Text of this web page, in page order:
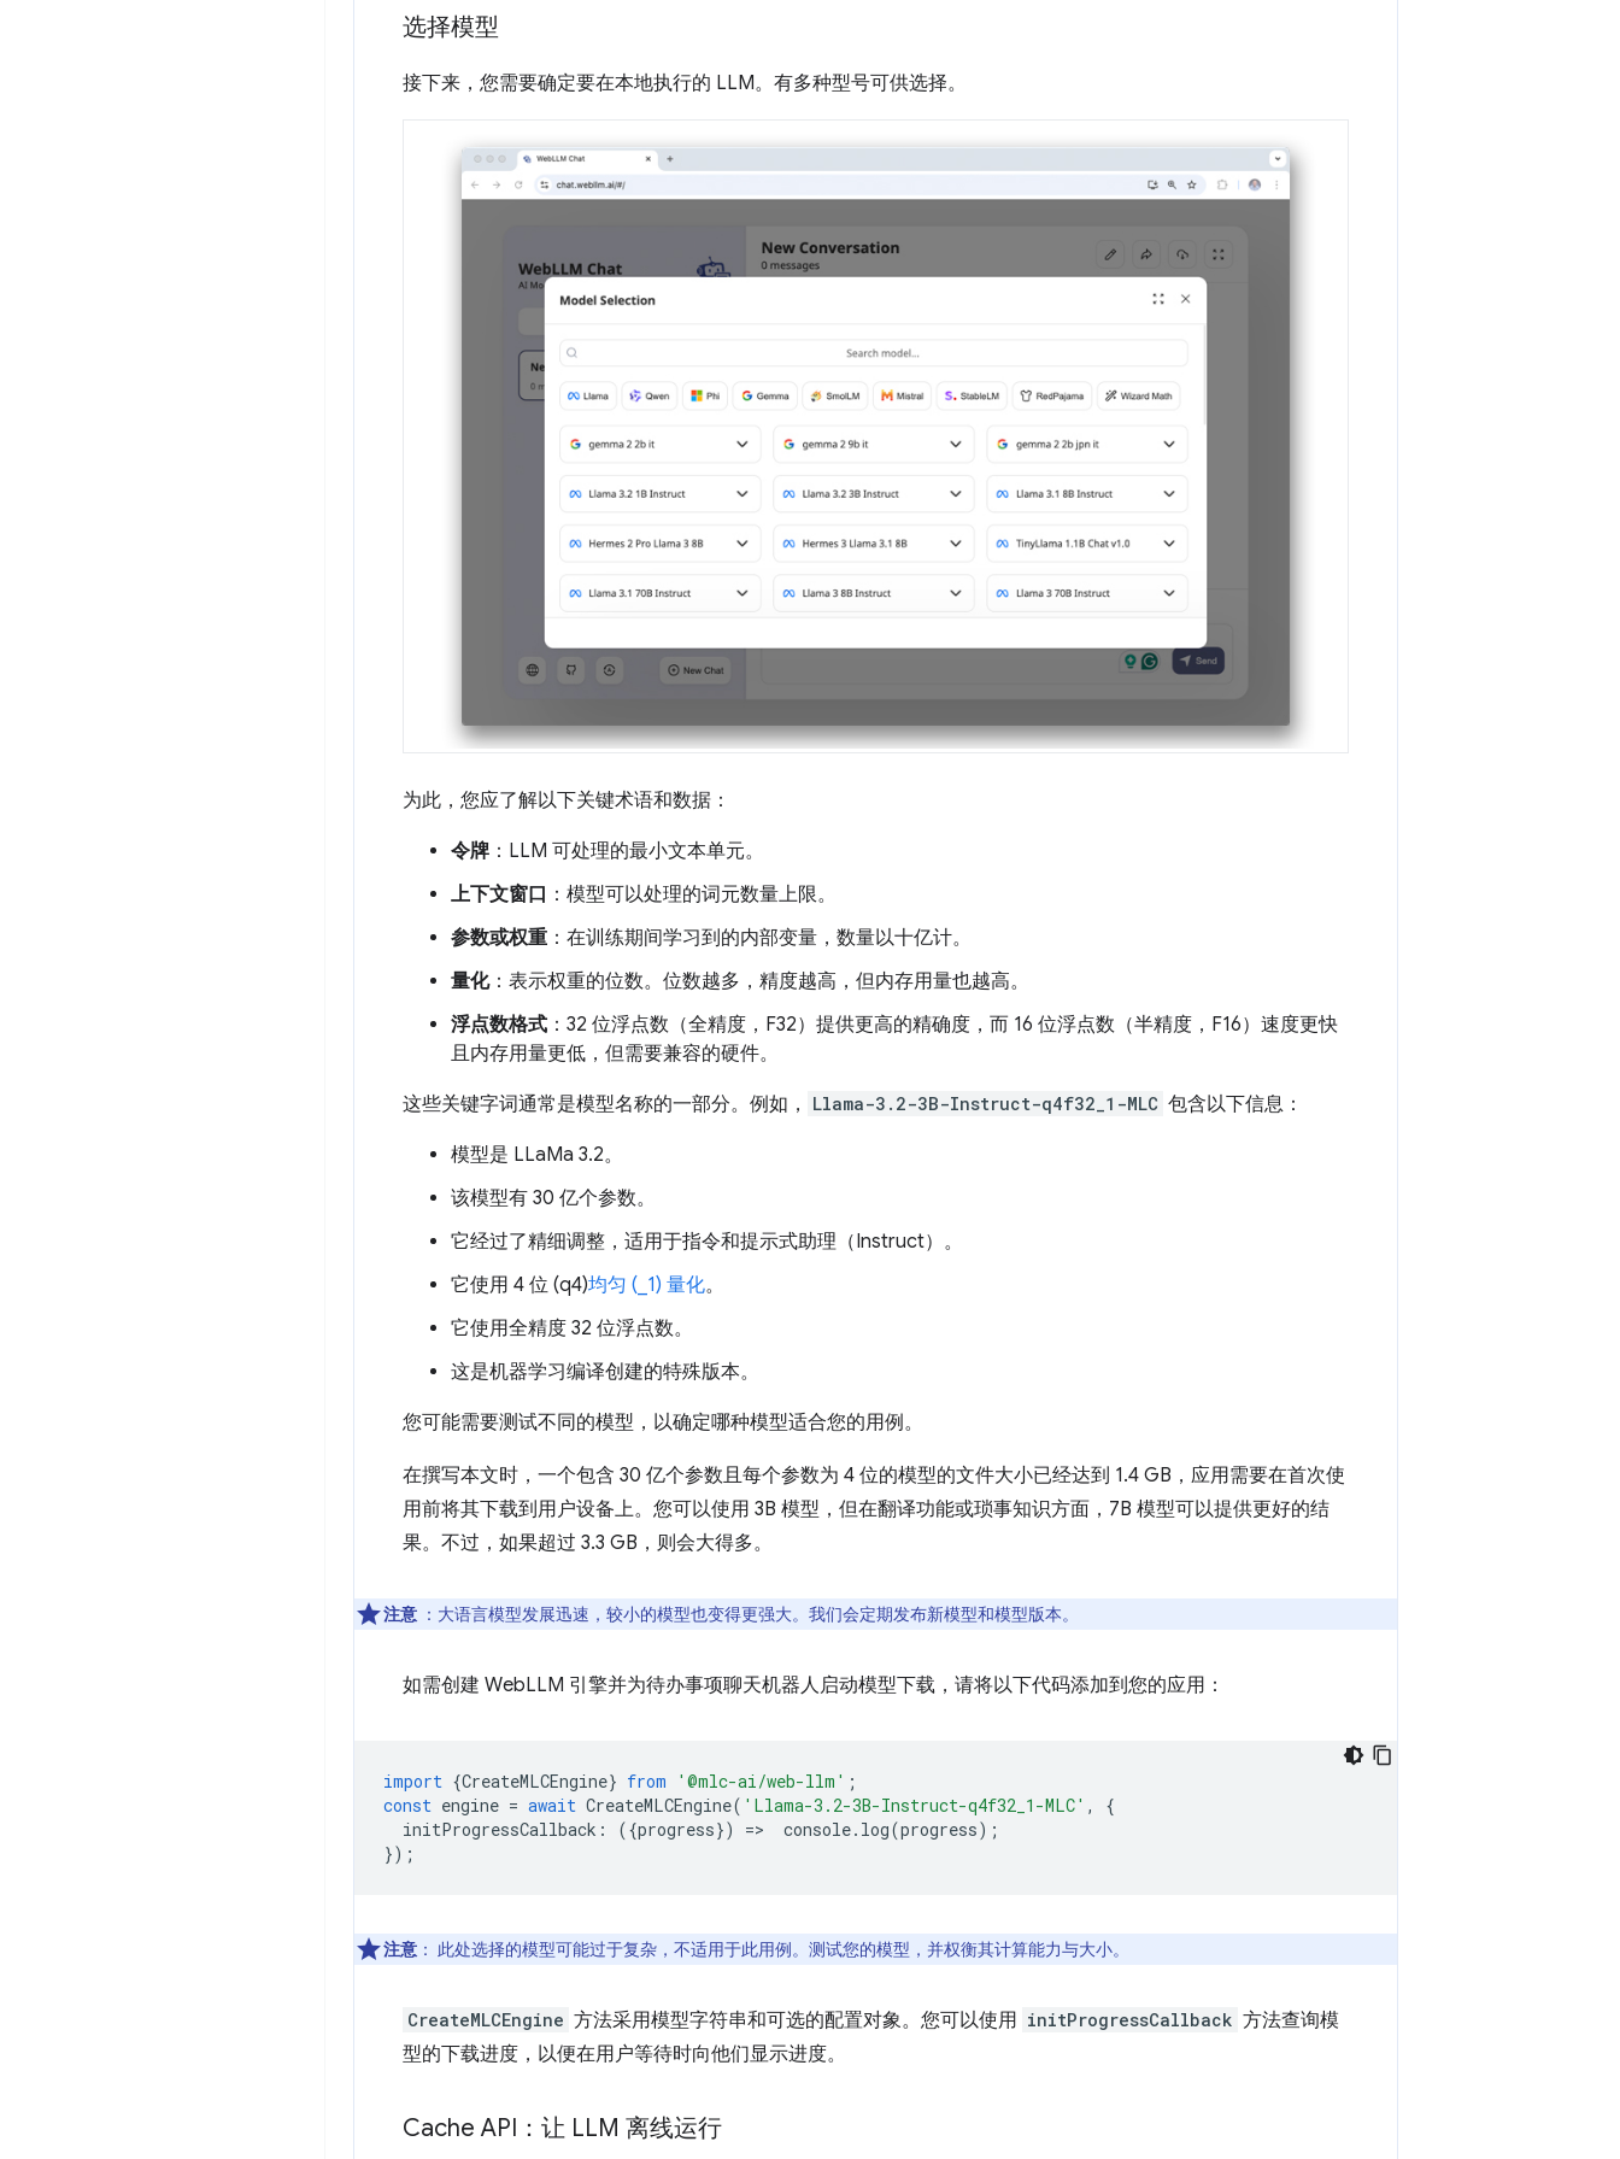
选择模型
接下来，您需要确定要在本地执行的 LLM。有多种型号可供选择。
为此，您应了解以下关键术语和数据：
令牌 ：LLM 可处理的最小文本单元。
上下文窗口 ：模型可以处理的词元数量上限。
参数或权重 ：在训练期间学习到的内部变量，数量以十亿计。
量化：表示权重的位数。位数越多，精度越高，但内存用量也越高。
浮点数格式 ：32 位浮点数（全精度，F32）提供更高的精确度，而 16 位浮点数（半精度，F16）速度更快
且内存用量更低，但需要兼容的硬件。
这些关键字词通常是模型名称的一部分。例如， Llama-3.2-3B-Instruct-q4f32_1-MLC 包含以下信息：
模型是 LLaMa 3.2。
该模型有 30 亿个参数。
它经过了精细调整，适用于指令和提示式助理（Instruct）。
它使用 4 位 (q4)均匀 (_1) 量化。
它使用全精度 32 位浮点数。
这是机器学习编译创建的特殊版本。
您可能需要测试不同的模型，以确定哪种模型适合您的用例。
在撰写本文时，一个包含 30 亿个参数且每个参数为 4 位的模型的文件大小已经达到 1.4 GB，应用需要在首次使
用前将其下载到用户设备上。您可以使用 3B 模型，但在翻译功能或琐事知识方面，7B 模型可以提供更好的结
果。不过，如果超过 3.3 GB，则会大得多。
注意 ：大语言模型发展迅速，较小的模型也变得更强大。我们会定期发布新模型和模型版本。
如需创建 WebLLM 引擎并为待办事项聊天机器人启动模型下载，请将以下代码添加到您的应用：
import {CreateMLCEngine} from '@mlc-ai/web-llm' ;
const engine = await CreateMLCEngine( 'Llama-3.2-3B-Instruct-q4f32_1-MLC' ,
{
initProgressCallback : ({progress}) => console. log(progress);
});
注意 ： 此处选择的模型可能过于复杂，不适用于此用例。测试您的模型，并权衡其计算能力与大小。
CreateMLCEngine 方法采用模型字符串和可选的配置对象。您可以使用 initProgressCallback 方法查询模
型的下载进度，以便在用户等待时向他们显示进度。
Cache API：让 LLM 离线运行